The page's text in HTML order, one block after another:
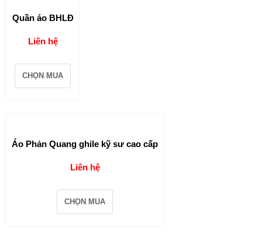
Quần áo BHLĐ
Liên hệ
CHỌN MUA
Áo Phản Quang ghile kỹ sư cao cấp
Liên hệ
CHỌN MUA